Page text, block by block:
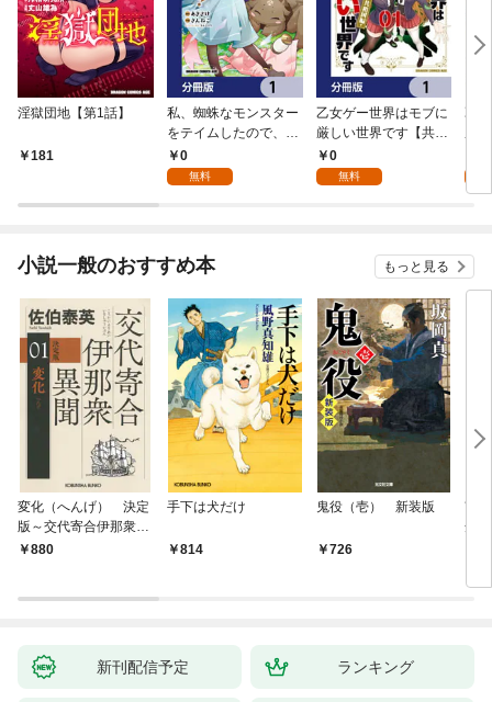
淫獄団地【第1話】
181
私、蜘蛛なモンスター
をテイムしたので、ス
パイダーシルクで裁縫
を頑張ります！【分冊
0
無料
乙女ゲー世界はモブに
厳しい世界です【共和
国編】【分冊版】 1
0
無料
乙
小説一般のおすすめ本 もっと見る
変化（へんげ） 決定
版～交代寄合伊那衆異
聞（1）～
880
手下は犬だけ
814
鬼役（壱） 新装版
726
南
舟
新刊配信予定 ランキング